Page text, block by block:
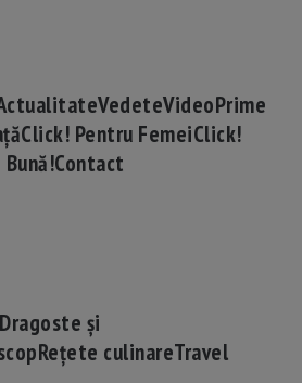
VedeteVideoPrime
Click! Pentru FemeiClick!
Contact
Dragoste și
Rețete culinareTravel